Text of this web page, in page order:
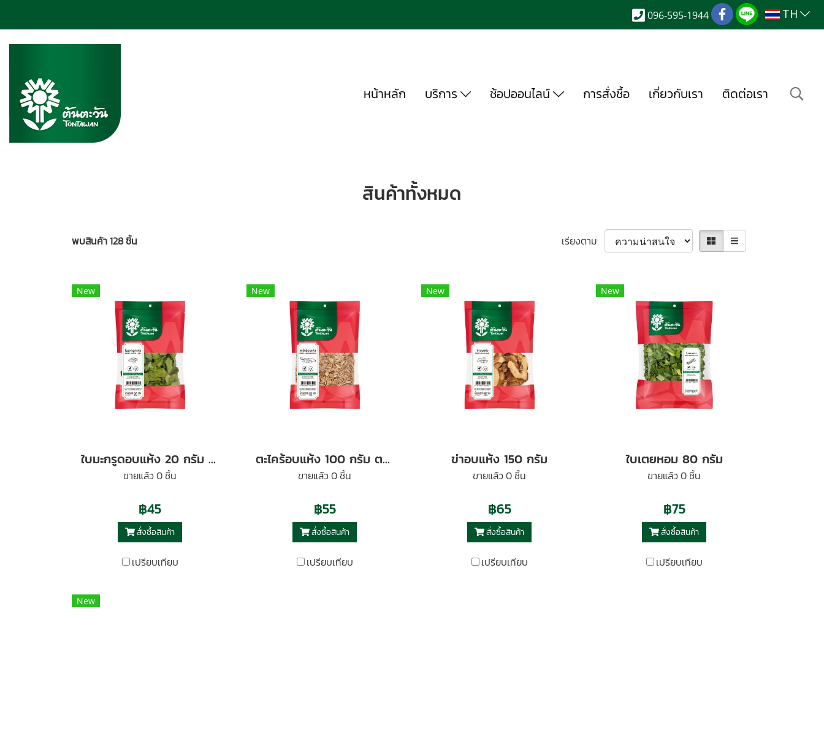
096-595-1944 TH
หน้าหลัก บริการ ช้อปออนไลน์ การสั่งซื้อ เกี่ยวกับเรา ติดต่อเรา
สินค้าทั้งหมด
พบสินค้า 128 ชิ้น เรียงตาม
New
ใบมะกรูดอบแห้ง 20 กรัม ตราต้นตะวัน
ขายแล้ว 0 ชิ้น
฿45
สั่งซื้อสินค้า
เปรียบเทียบ
New
ตะไคร้อบแห้ง 100 กรัม ตราต้นตะวัน
ขายแล้ว 0 ชิ้น
฿55
สั่งซื้อสินค้า
เปรียบเทียบ
New
ข่าอบแห้ง 150 กรัม
ขายแล้ว 0 ชิ้น
฿65
สั่งซื้อสินค้า
เปรียบเทียบ
New
ใบเตยหอม 80 กรัม
ขายแล้ว 0 ชิ้น
฿75
สั่งซื้อสินค้า
เปรียบเทียบ
New